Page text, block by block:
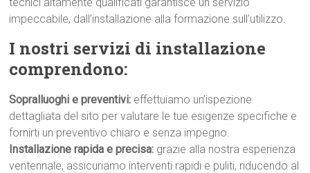
impeccabile, dall’installazione alla formazione sull’utilizzo.
I nostri servizi di installazione
comprendono:
Sopralluoghi e preventivi: effettuiamo un’ispezione
dettagliata del sito per valutare le tue esigenze specifiche e
fornirti un preventivo chiaro e senza impegno.
Installazione rapida e precisa: grazie alla nostra esperienza
ventennale, assicuriamo interventi rapidi e puliti, riducendo al